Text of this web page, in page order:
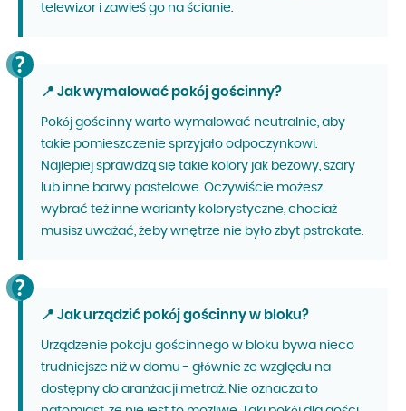
telewizor i zawieś go na ścianie.
📍 Jak wymalować pokój gościnny?
Pokój gościnny warto wymalować neutralnie, aby
takie pomieszczenie sprzyjało odpoczynkowi.
Najlepiej sprawdzą się takie kolory jak beżowy, szary
lub inne barwy pastelowe. Oczywiście możesz
wybrać też inne warianty kolorystyczne, chociaż
musisz uważać, żeby wnętrze nie było zbyt pstrokate.
📍 Jak urządzić pokój gościnny w bloku?
Urządzenie pokoju gościnnego w bloku bywa nieco
trudniejsze niż w domu - głównie ze względu na
dostępny do aranżacji metraż. Nie oznacza to